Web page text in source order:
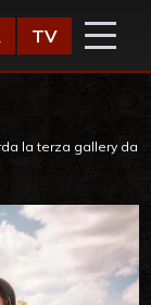
TV
la terza gallery da